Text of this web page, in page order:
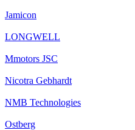
Jamicon
LONGWELL
Mmotors JSC
Nicotra Gebhardt
NMB Technologies
Ostberg